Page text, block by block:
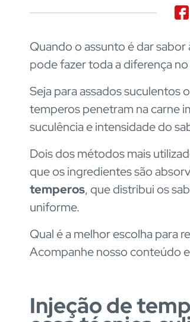
Quando o assunto é dar
pode fazer toda a diferença
Seja para assados suculentos
temperos penetram na carne
suculência e intensidade do
Dois dos métodos mais
que os ingredientes são
temperos, que distribui os
uniforme.
Qual é a melhor escolha para
Acompanhe nosso conteúdo
Injeção de